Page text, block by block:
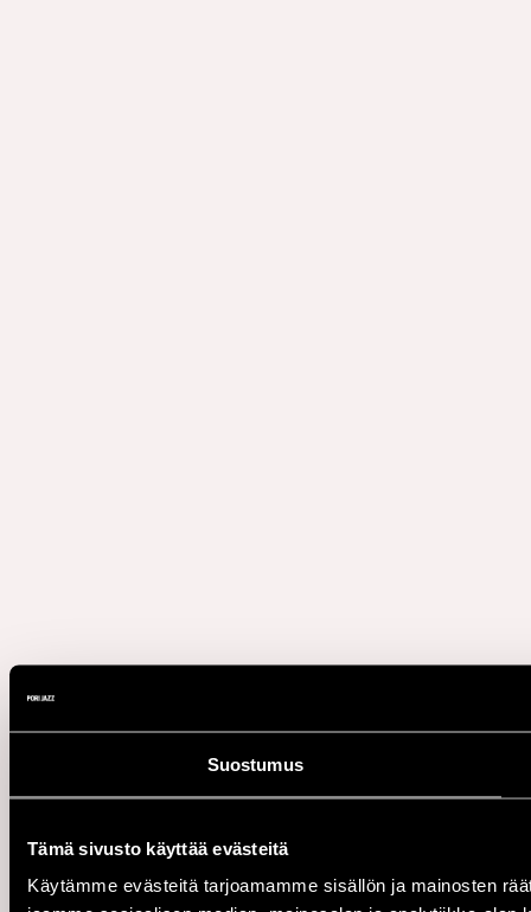
Suostumus
Tämä sivusto käyttää evästeitä
Käytämme evästeitä tarjoamamme sisällön ja mainosten